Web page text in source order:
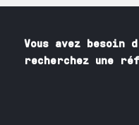
Vous avez besoin
recherchez une